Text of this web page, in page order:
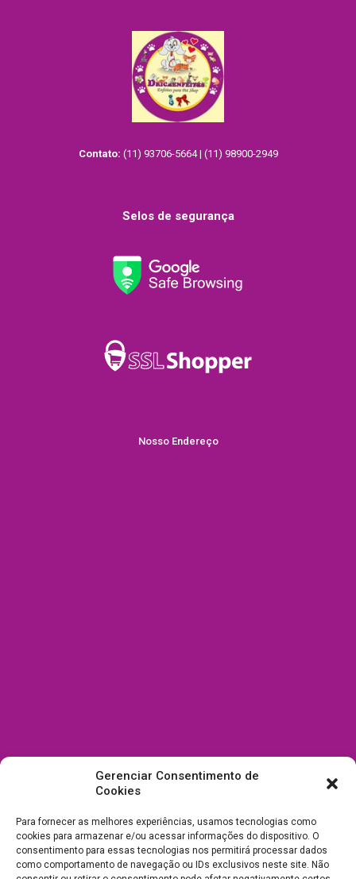
Gerenciar Consentimento de
Cookies
Para fornecer as melhores experiências, usamos tecnologias como
cookies para armazenar e/ou acessar informações do dispositivo. O
consentimento para essas tecnologias nos permitirá processar dados
como comportamento de navegação ou IDs exclusivos neste site. Não
Contato: (11) 93706-5664 | (11) 98900-2949
Selos de segurança
Nosso Endereço